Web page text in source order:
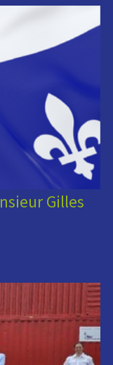
Gilles